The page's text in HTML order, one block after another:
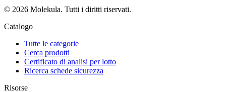
© 2026 Molekula. Tutti i diritti riservati.
Catalogo
Tutte le categorie
Cerca prodotti
Certificato di analisi per lotto
Ricerca schede sicurezza
Risorse